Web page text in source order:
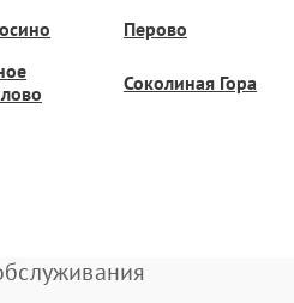
Перово
Соколиная Гора